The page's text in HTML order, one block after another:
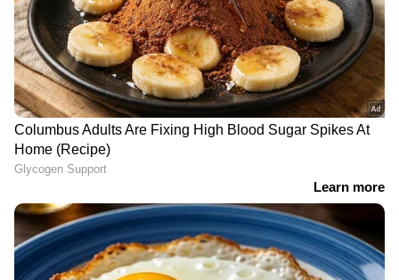
കര്‍ണാടക; 'ഋതുതാരെ' പദ്ധതി
ഒരുങ്ങുന്നു
നിർത്തിയിട്ട കാർ കത്തിച്ചു,
യുവതിയുടെ മേൽ
പെട്രോളൊഴിച്ചു; വീട്ടിൽക്കയറി
യുവാവിന്റെ പരാക്രമം